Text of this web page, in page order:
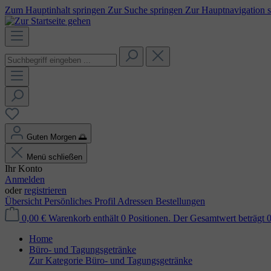
Zum Hauptinhalt springen Zur Suche springen Zur Hauptnavigation
Guten Morgen 🌅
Menü schließen
Ihr Konto
Anmelden
oder registrieren
Übersicht Persönliches Profil Adressen Bestellungen
0,00 € Warenkorb enthält 0 Positionen. Der Gesamtwert beträgt
Home
Büro- und Tagungsgetränke
Zur Kategorie Büro- und Tagungsgetränke